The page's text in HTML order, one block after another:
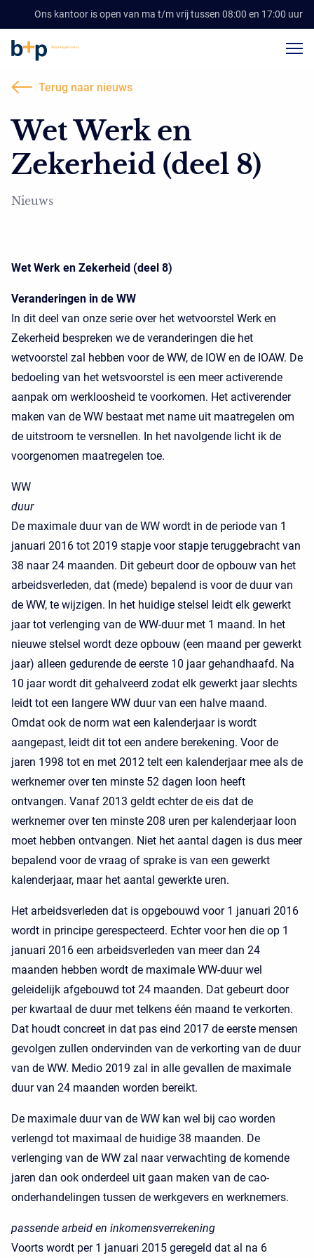
Ons kantoor is open van ma t/m vrij tussen 08:00 en 17:00 uur
Terug naar nieuws
Wet Werk en
Zekerheid (deel 8)
Nieuws
Wet Werk en Zekerheid (deel 8)
Veranderingen in de WW
In dit deel van onze serie over het wetvoorstel Werk en
Zekerheid bespreken we de veranderingen die het
wetvoorstel zal hebben voor de WW, de IOW en de IOAW. De
bedoeling van het wetsvoorstel is een meer activerende
aanpak om werkloosheid te voorkomen. Het activerender
maken van de WW bestaat met name uit maatregelen om
de uitstroom te versnellen. In het navolgende licht ik de
voorgenomen maatregelen toe.
WW
duur
De maximale duur van de WW wordt in de periode van 1
januari 2016 tot 2019 stapje voor stapje teruggebracht van
38 naar 24 maanden. Dit gebeurt door de opbouw van het
arbeidsverleden, dat (mede) bepalend is voor de duur van
de WW, te wijzigen. In het huidige stelsel leidt elk gewerkt
jaar tot verlenging van de WW-duur met 1 maand. In het
nieuwe stelsel wordt deze opbouw (een maand per gewerkt
jaar) alleen gedurende de eerste 10 jaar gehandhaafd. Na
10 jaar wordt dit gehalveerd zodat elk gewerkt jaar slechts
leidt tot een langere WW duur van een halve maand.
Omdat ook de norm wat een kalenderjaar is wordt
aangepast, leidt dit tot een andere berekening. Voor de
jaren 1998 tot en met 2012 telt een kalenderjaar mee als de
werknemer over ten minste 52 dagen loon heeft
ontvangen. Vanaf 2013 geldt echter de eis dat de
werknemer over ten minste 208 uren per kalenderjaar loon
moet hebben ontvangen. Niet het aantal dagen is dus meer
bepalend voor de vraag of sprake is van een gewerkt
kalenderjaar, maar het aantal gewerkte uren.
Het arbeidsverleden dat is opgebouwd voor 1 januari 2016
wordt in principe gerespecteerd. Echter voor hen die op 1
januari 2016 een arbeidsverleden van meer dan 24
maanden hebben wordt de maximale WW-duur wel
geleidelijk afgebouwd tot 24 maanden. Dat gebeurt door
per kwartaal de duur met telkens één maand te verkorten.
Dat houdt concreet in dat pas eind 2017 de eerste mensen
gevolgen zullen ondervinden van de verkorting van de duur
van de WW. Medio 2019 zal in alle gevallen de maximale
duur van 24 maanden worden bereikt.
De maximale duur van de WW kan wel bij cao worden
verlengd tot maximaal de huidige 38 maanden. De
verlenging van de WW zal naar verwachting de komende
jaren dan ook onderdeel uit gaan maken van de cao-
onderhandelingen tussen de werkgevers en werknemers.
passende arbeid en inkomensverrekening
Voorts wordt per 1 januari 2015 geregeld dat al na 6